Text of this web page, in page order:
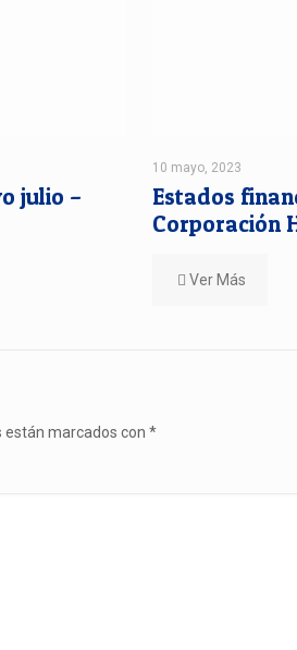
julio –
10 mayo, 2023
Estados
Corporación
Ver Más
están marcados con *